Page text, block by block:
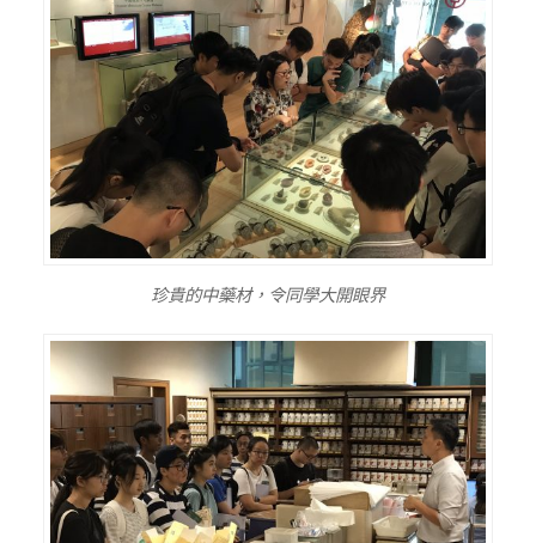
珍貴的中藥材，令同學大開眼界